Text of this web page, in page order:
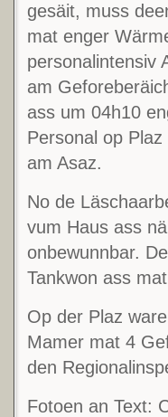
gesäit, muss
mat enger
personalintensiv
am
ass um 04h10
Personal op
am Asaz.
No de
vum Haus ass
onbewunnbar.
Tankwon ass
Op der Plaz
Mamer mat 4
den
Fotoen an Text: